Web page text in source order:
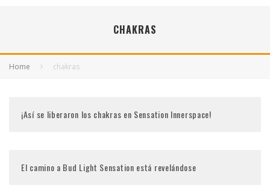
CHAKRAS
Home chakras
¡Así se liberaron los chakras en Sensation Innerspace!
El camino a Bud Light Sensation está revelándose